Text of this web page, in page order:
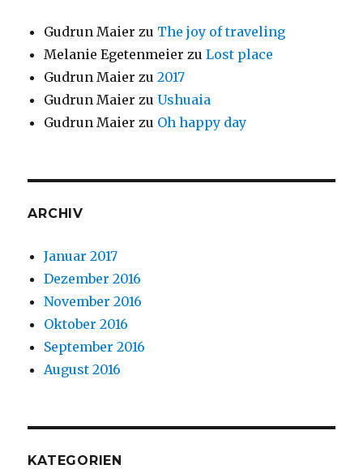
Gudrun Maier zu The joy of traveling
Melanie Egetenmeier zuLost place
Gudrun Maier zu2017
Gudrun Maier zuUshuaia
Gudrun Maier zu Oh happy day
ARCHIV
Januar 2017
Dezember 2016
November 2016
Oktober 2016
September 2016
August 2016
KATEGORIEN